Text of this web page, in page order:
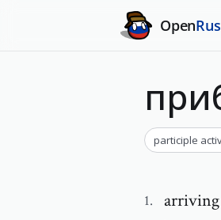
Open
participle
1.